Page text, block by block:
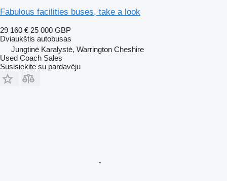
Fabulous facilities buses, take a look
29 160 € 25 000 GBP
Dviaukštis autobusas
Jungtinė Karalystė, Warrington Cheshire
Used Coach Sales
Susisiekite su pardavėju